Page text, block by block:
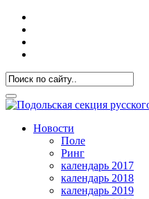
Новости
Поле
Ринг
календарь 2017
календарь 2018
календарь 2019